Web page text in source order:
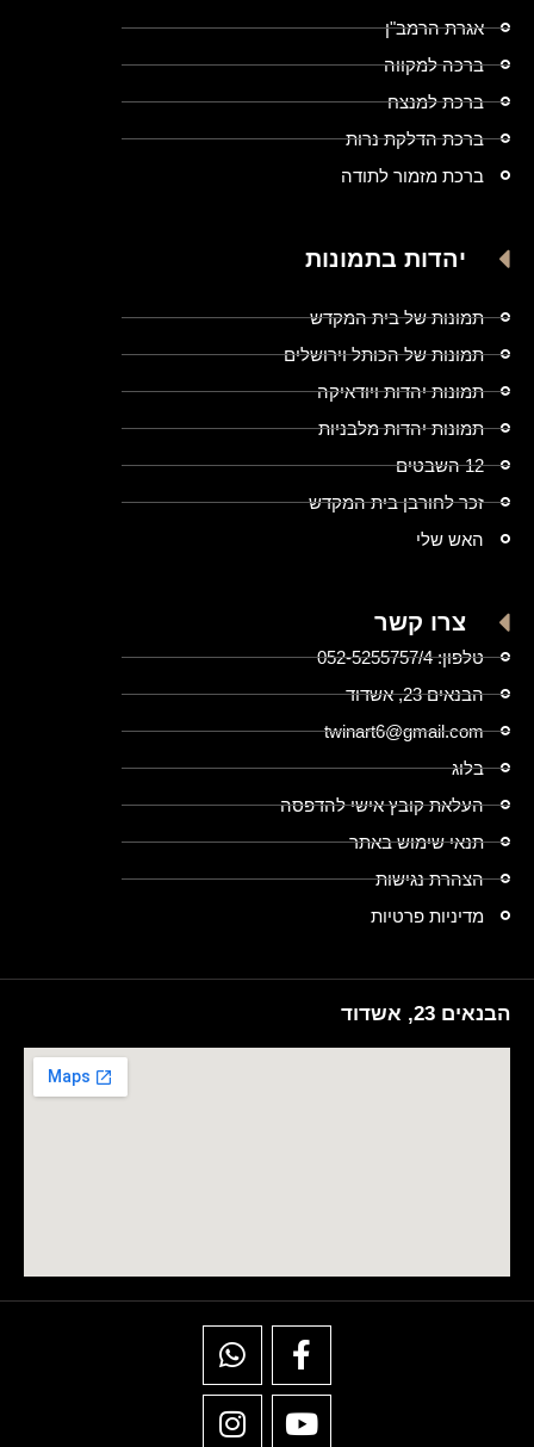
אגרת הרמב"ן
ברכה למקווה
ברכת למנצח
ברכת הדלקת נרות
ברכת מזמור לתודה
יהדות בתמונות
תמונות של בית המקדש
תמונות של הכותל וירושלים
תמונות יהדות ויודאיקה
תמונות יהדות מלבניות
12 השבטים
זכר לחורבן בית המקדש
האש שלי
צרו קשר
טלפון: 052-5255757/4
הבנאים 23, אשדוד
twinart6@gmail.com
בלוג
העלאת קובץ אישי להדפסה
תנאי שימוש באתר
הצהרת נגישות
מדיניות פרטיות
הבנאים 23, אשדוד